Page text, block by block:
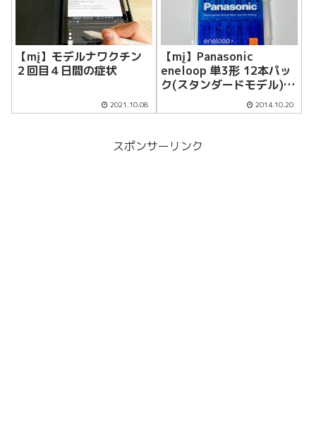
【mį】モデルナワクチン
２回目４日間の症状
2021.10.08
【mį】Panasonic
eneloop 単3形 12本パッ
ク(スタンダードモデル)
BK-3MCC/12を追加2014.10.20
スポンサーリンク